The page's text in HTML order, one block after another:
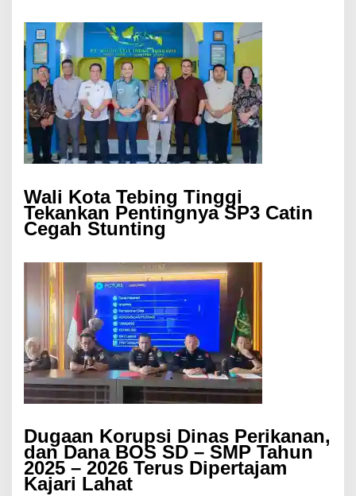
Wali Kota Tebing Tinggi
Tekankan Pentingnya SP3 Catin
Cegah Stunting
Dugaan Korupsi Dinas Perikanan,
dan Dana BOS SD – SMP Tahun
2025 – 2026 Terus Dipertajam
Kajari Lahat